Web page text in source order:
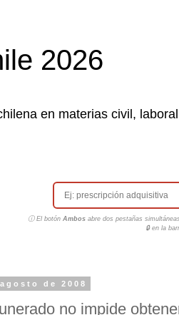
2026
en materias civil,
ⓘ El botón Ambosabre dos pestañas
🔒 en la
de 2008
no impide